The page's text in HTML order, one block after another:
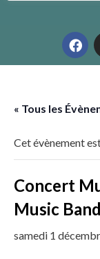
« Tous les
Cet évènement
Concert
Music Band
samedi 1